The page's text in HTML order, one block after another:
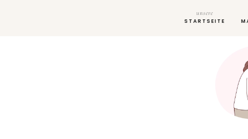
unsere
STARTSEITE